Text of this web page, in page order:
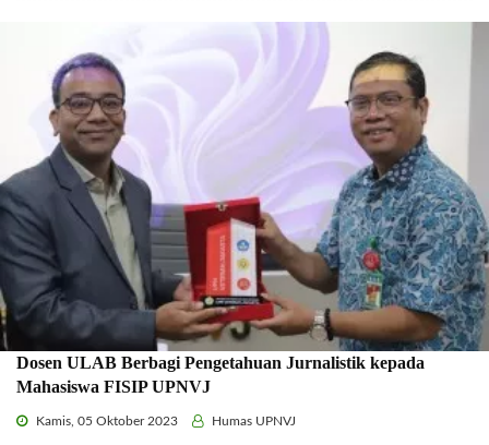
Dosen ULAB Berbagi Pengetahuan Jurnalistik kepada
Mahasiswa FISIP UPNVJ
Kamis, 05 Oktober 2023 Humas UPNVJ